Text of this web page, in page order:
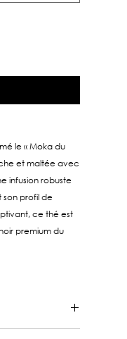
le « Moka du
et maltée avec
infusion robuste
son profil de
ce thé est
premium du